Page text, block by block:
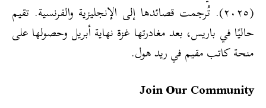
(٢٠٢٥). تُرجمت قصائدها إلى الإنجليزية والفرنسية. تقيم
حاليًا في باريس، بعد مغادرتها غزة نهاية أبريل وحصولها على
منحة كاتب مقيم في ريد هول.
Join Our Community